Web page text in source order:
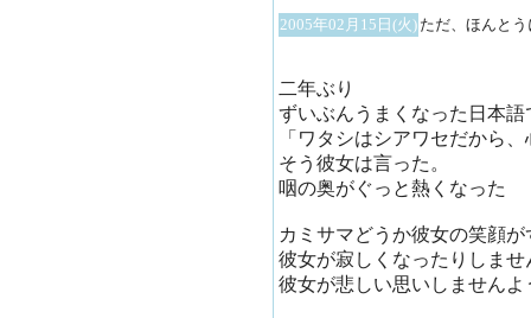
2005年02月15日(火) ただ、ほんと
二年ぶり
ずいぶんうまくなった日本語
「ワタシはシアワセだから
そう彼女は言った。
咽の奥がぐっと熱くなった
カミサマどうか彼女の笑顔
彼女が寂しくなったりしませ
彼女が悲しい思いしませんよ